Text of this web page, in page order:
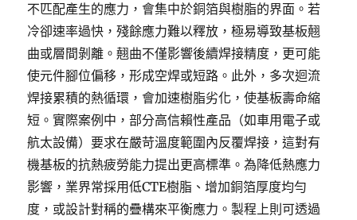
不匹配產生的應力，會集中於銅箔與樹脂的界面。若
冷卻速率過快，殘餘應力難以釋放，極易導致基板翹
曲或層間剝離。翹曲不僅影響後續焊接精度，更可能
使元件腳位偏移，形成空焊或短路。此外，多次迴流
焊接累積的熱循環，會加速樹脂劣化，使基板壽命縮
短。實際案例中，部分高信賴性產品（如車用電子或
航太設備）要求在嚴苛溫度範圍內反覆焊接，這對有
機基板的抗熱疲勞能力提出更高標準。為降低熱應力
影響，業界常採用低CTE樹脂、增加銅箔厚度均勻
度，或設計對稱的疊構來平衡應力。製程上則可透過